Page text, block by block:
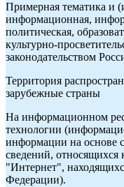
Примерная тематика и
информационная,
политическая,
культурно-
законодательством
Территория
зарубежные страны
На информационном
технологии
информации на основе
сведений, относящихся
"Интернет",
Федерации).